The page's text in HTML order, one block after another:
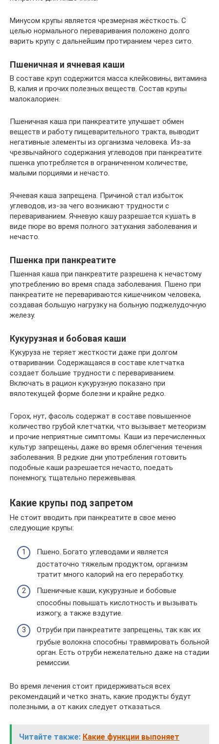
Минусом крупы является чрезмерная жёсткость. С
целью нормального переваривания положено долго
варить крупу с дальнейшим протиранием через сито.
Пшеничная и ячневая каши
В составе круп содержится масса клейковины, витамина
В, калия и прочих полезных веществ. Состав крупы
малокалориен.
Пшеничная каша при панкреатите улучшает обмен
веществ и работу пищеварительного тракта, выводит
негативные элементы из организма человека. Из-за
чрезвычайного содержания углеводов при панкреатите
пшенка употребляется в ограниченном количестве,
малыми порциями и нечасто.
Ячневая каша запрещена. Причиной стал избыток
углеводов, из-за чего возникают трудности с
перевариванием. Ячневую кашу разрешается кушать в
виде пюре во время полного затухания заболевания и
нечасто.
Пшенка при панкреатите
Пшенная каша при панкреатите разрешена к нечастому
употреблению во время спада заболевания. Пшено при
панкреатите не перевариваются кишечником человека,
создавая большую нагрузку на больную поджелудочную
железу.
Кукурузная и бобовая каши
Кукуруза не теряет жесткости даже при долгом
отваривании. Содержащаяся в составе клетчатка
создает большие трудности с перевариванием.
Включать в рацион кукурузную показано при
вялотекущей форме болезни и крайне редко.
Горох, нут, фасоль содержат в составе повышенное
количество грубой клетчатки, что вызывает метеоризм
и прочие неприятные симптомы. Каши из перечисленных
культур запрещены, даже во время облегчения течения
заболевания. В редкие дни употребления готовить
подобные каши разрешается нечасто, поедать
понемногу, тщательно пережевывая.
Какие крупы под запретом
Не стоит вводить при панкреатите в свое меню
следующие крупы:
Пшено. Богато углеводами и является
достаточно тяжелым продуктом, организм
тратит много калорий на его переработку.
Пшеничные каши, кукурузные и бобовые
способны повышать кислотность и вызывать
изжогу, а также вздутие.
Отруби при панкреатите запрещены, так как их
грубые волокна способны травмировать больной
орган. Есть отруби нежелательно даже на стадии
ремиссии.
Во время лечения стоит придерживаться всех
рекомендаций и четко знать, какие продукты будут
полезными, а от каких следует отказаться.
Читайте также: Какие функции выпоняет